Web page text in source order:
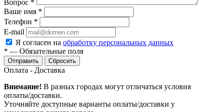
Вопрос *
Ваше имя *
Телефон *
E-mail
Я согласен на обработку персональных данных
* — Обязательные поля
Сбросить
Оплата - Доставка
Внимание! В разных городах могут отличаться условия
оплаты/доставки.
Уточняйте доступные варианты оплаты/доставки у